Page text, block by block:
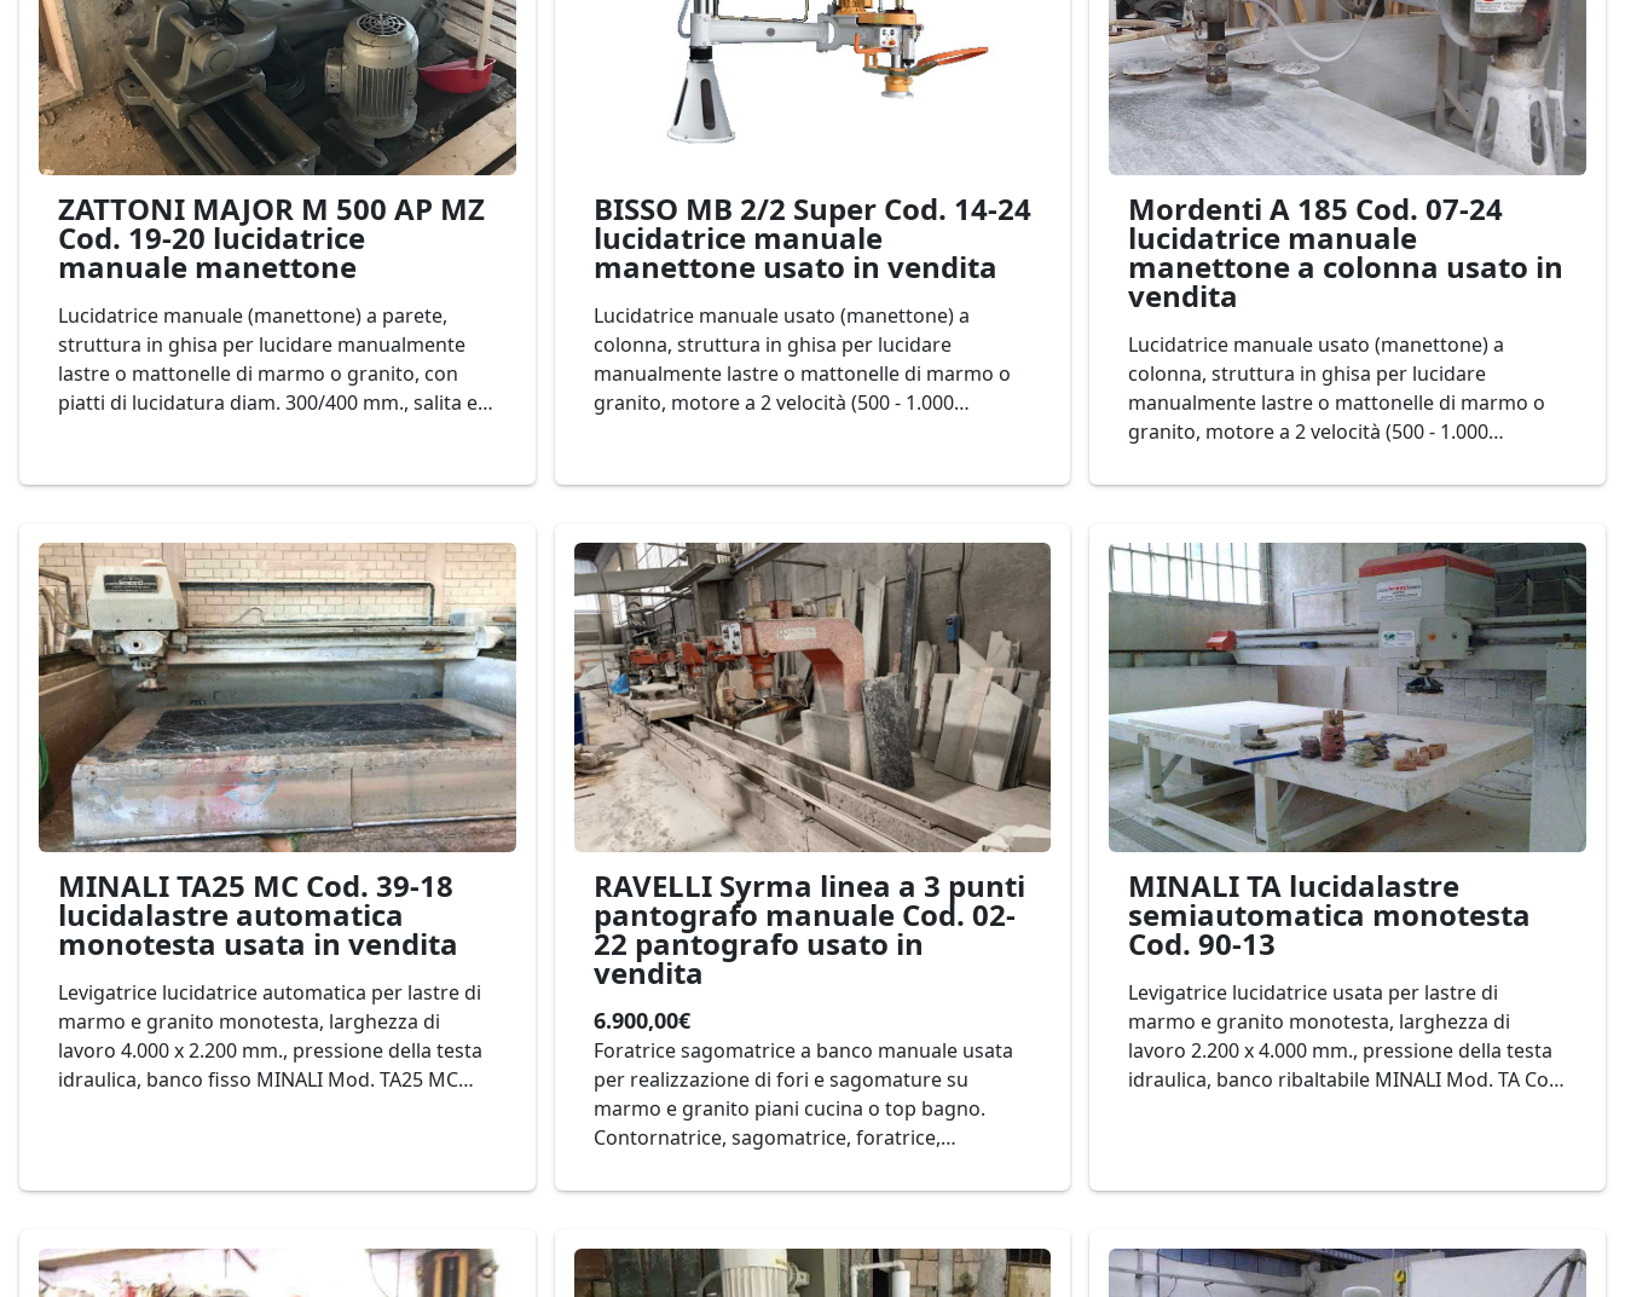
ZATTONI MAJOR M 500 AP MZ
Cod. 19-20 lucidatrice
manuale manettone
Lucidatrice manuale (manettone) a parete,
struttura in ghisa per lucidare manualmente
lastre o mattonelle di marmo o granito, con
piatti di lucidatura diam. 300/400 mm., salita e
MZ Cod. 19-20
BISSO MB 2/2 Super Cod. 14-24
lucidatrice manuale
manettone usato in vendita
Lucidatrice manuale usato (manettone) a
colonna, struttura in ghisa per lucidare
manualmente lastre o mattonelle di marmo o
granito, motore a 2 velocità (500 - 1.000
2/2 Super Cod. 14-24
Mordenti A 185 Cod. 07-24
lucidatrice manuale
manettone a colonna usato in
vendita
Lucidatrice manuale usato (manettone) a
colonna, struttura in ghisa per lucidare
manualmente lastre o mattonelle di marmo o
granito, motore a 2 velocità (500 - 1.000
mod. Mordenti A 185 Cod. 07-24
MINALI TA25 MC Cod. 39-18
lucidalastre automatica
monotesta usata in vendita
Levigatrice lucidatrice automatica per lastre di
marmo e granito monotesta, larghezza di
lavoro 4.000 x 2.200 mm., pressione della testa
idraulica, banco fisso MINALI Mod. TA25 MC
RAVELLI Syrma linea a 3 punti
pantografo manuale Cod. 02-
22 pantografo usato in
vendita
6.900,00€
Foratrice sagomatrice a banco manuale usata
per realizzazione di fori e sagomature su
marmo e granito piani cucina o top bagno.
Contornatrice, sagomatrice, foratrice,
combinazione di Syrma con la macchina UN60 e
a velocità variabile crea un’isola di lavoro ideale
per ottimizzare la produzione. Ideale per
MINALI TA lucidalastre
semiautomatica monotesta
Cod. 90-13
Levigatrice lucidatrice usata per lastre di
marmo e granito monotesta, larghezza di
lavoro 2.200 x 4.000 mm., pressione della testa
idraulica, banco ribaltabile MINALI Mod. TA Cod.